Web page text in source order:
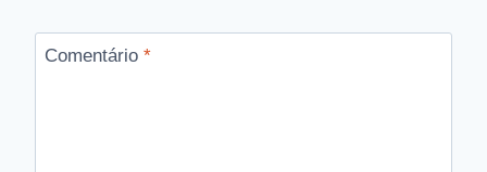
Comentário *